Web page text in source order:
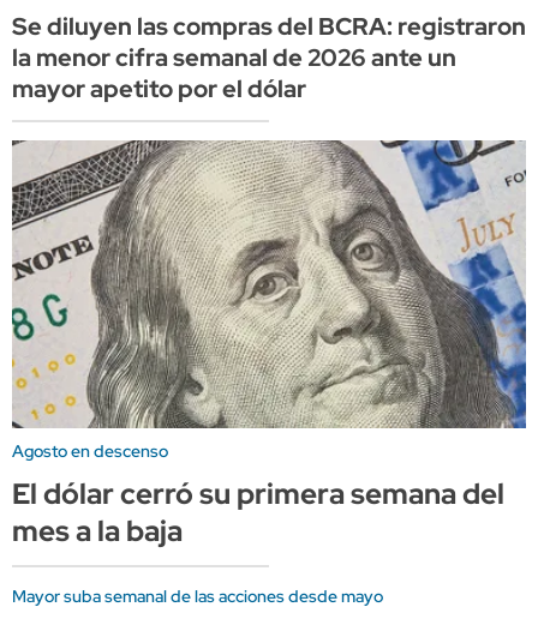
Se diluyen las compras del BCRA: registraron
la menor cifra semanal de 2026 ante un
mayor apetito por el dólar
Agosto en descenso
El dólar cerró su primera semana del
mes a la baja
Mayor suba semanal de las acciones desde mayo